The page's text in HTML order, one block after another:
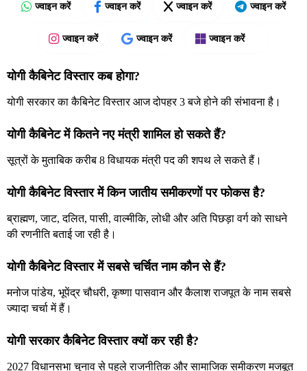
ज्वाइन करें ज्वाइन करें ज्वाइन करें ज्वाइन करें
ज्वाइन करें ज्वाइन करें ज्वाइन करें
योगी कैबिनेट विस्तार कब होगा?
योगी सरकार का कैबिनेट विस्तार आज दोपहर 3 बजे होने की संभावना है।
योगी कैबिनेट में कितने नए मंत्री शामिल हो सकते हैं?
सूत्रों के मुताबिक करीब 8 विधायक मंत्री पद की शपथ ले सकते हैं।
योगी कैबिनेट विस्तार में किन जातीय समीकरणों पर फोकस है?
ब्राह्मण, जाट, दलित, पासी, वाल्मीकि, लोधी और अति पिछड़ा वर्ग को साधने
की रणनीति बताई जा रही है।
योगी कैबिनेट विस्तार में सबसे चर्चित नाम कौन से हैं?
मनोज पांडेय, भूपेंद्र चौधरी, कृष्णा पासवान और कैलाश राजपूत के नाम सबसे
ज्यादा चर्चा में हैं।
योगी सरकार कैबिनेट विस्तार क्यों कर रही है?
2027 विधानसभा चुनाव से पहले राजनीतिक और सामाजिक समीकरण मजबूत